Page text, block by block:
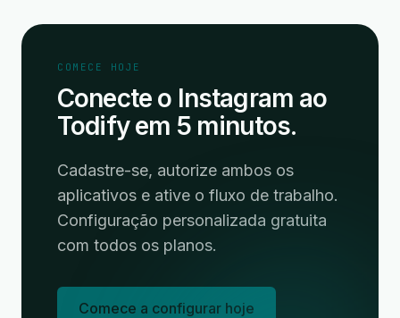
COMECE HOJE
Conecte o Instagram ao
Todify em 5 minutos.
Cadastre-se, autorize ambos os
aplicativos e ative o fluxo de trabalho.
Configuração personalizada gratuita
com todos os planos.
Comece a configurar hoje